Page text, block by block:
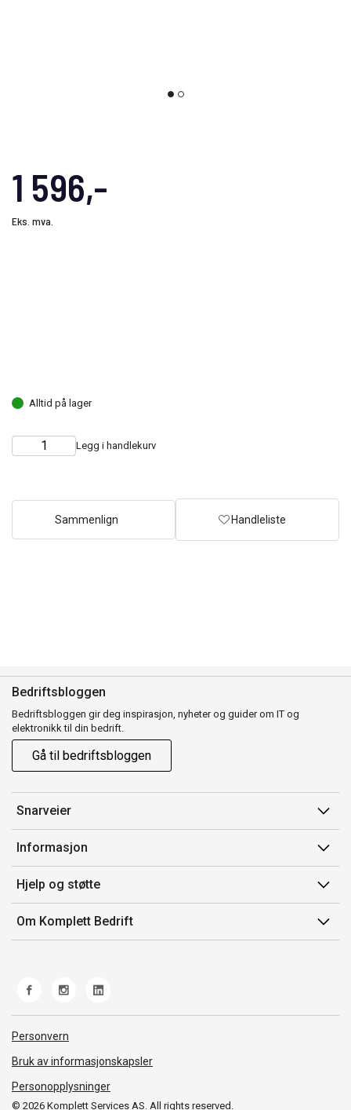
1 596,-
Eks. mva.
Alltid på lager
Choose
Quantity Legg i handlekurv
Sammenlign Handleliste
Bedriftsbloggen
Bedriftsbloggen gir deg inspirasjon, nyheter og guider om IT og
elektronikk til din bedrift.
Gå til bedriftsbloggen
Snarveier
Min side
Ordreoversikt
Mine produkter
Informasjon
Salgsbetingelser
Avtalevilkår for Komplett Bedrift Pluss
Produsenter
Hjelp og støtte
Kontakt oss
Retur
Ofte stilte spørsmål
Om Komplett Bedrift
© 2026 Komplett Services AS. All rights reserved.
Personvern
Bruk av informasjonskapsler
Personopplysninger